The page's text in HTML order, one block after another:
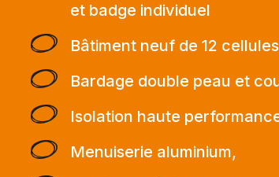
et badge individuel
Bâtiment neuf de 12
Bardage double peau et
Isolation haute
Menuiserie aluminium,